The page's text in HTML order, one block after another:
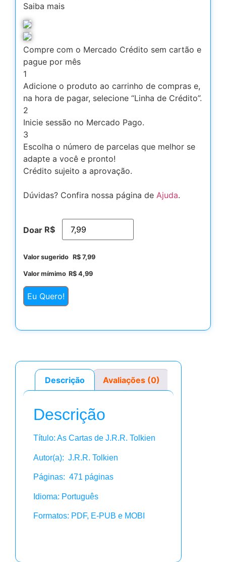
Saiba mais
Compre com o Mercado Crédito sem cartão e
pague por mês
1
Adicione o produto ao carrinho de compras e,
na hora de pagar, selecione “Linha de Crédito”.
2
Inicie sessão no Mercado Pago.
3
Escolha o número de parcelas que melhor se
adapte a você e pronto!
Crédito sujeito a aprovação.
Dúvidas? Confira nossa página de Ajuda.
Doar R$
Valor sugerido R$ 7,99
Valor mímimo R$ 4,99
Eu Quero!
Descrição Avaliações (0)
Descrição
Título: As Cartas de J.R.R. Tolkien
Autor(a): J.R.R. Tolkien
Páginas: 471 páginas
Idioma: Português
Formatos: PDF, E-PUB e MOBI